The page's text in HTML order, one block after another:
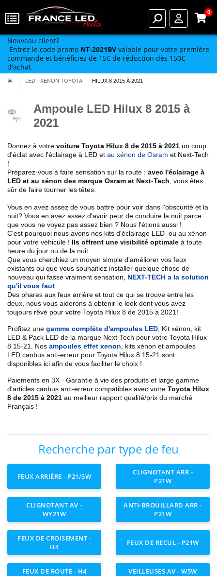
0
Nouveau client?
Entrez le code promo NT-2021BV valable pour votre première
commande et bénéficiez de 15€ de réduction dès 150€
d'achat.
LED - XENON TOYOTA HILUX 8 2015 À 2021
Ampoule LED Hilux 8 2015 à
2021
Donnez à votre voiture Toyota Hilux 8 de 2015 à 2021 un coup
d'éclat avec l'éclairage à LED et au xénon de Osram et Next-Tech
!
Préparez-vous à faire sensation sur la route : avec l'éclairage à
LED et au xénon des marque Osram et Next-Tech , vous êtes
sûr de faire tourner les têtes.
Vous en avez assez de vous battre pour voir dans l'obscurité et la
nuit? Vous en avez assez d'avoir peur de conduire la nuit parce
que vous ne voyez pas assez bien ? Nous l'étions aussi !
C'est pourquoi nous avons nos kits d'éclairage LED ou au xénon
pour votre véhicule ! Ils offrent une visibilité optimale à toute
heure du jour ou de la nuit.
Que vous cherchiez un moyen simple d'améliorer vos feux
existants ou que vous souhaitiez installer quelque chose de
nouveau qui fasse vraiment sensation,
NEXT-TECH a la solution
qu'il vous faut
Des phares aux feux arrière et tout ce qui se trouve entre les
deux, nous vous aiderons à obtenir le look dont vous avez
toujours rêvé pour votre Toyota Hilux 8 de 2015 à 2021 !
Profitez une gamme complète d'ampoules LED Kit xénon, kit
LED & Pack LED de la marque Next-Tech pour votre Toyota Hilux
8 15-21 . Nos ampoules effet xenon , kits xénon et ampoules
LED canbus anti-erreur pour Toyota Hilux 8 15-21 sont
disponibles ici afin de vous faciliter le choix !
Paiements en 3X - Garantie à vie des produits et large gamme
d'articles canbus anti-erreur compatibles avec votre Toyota Hilux
8 de 2015 à 2021 au meilleur rapport qualité/prix du marché
Français !
Recherche par type de feu
FEUX ARRIÈRE - P21/5W
CLIGNOTANT ARR -
P21W
CLIGNOTANT AV -
WY21W
ANTI-BROUILLARD ARR -
P21W
FEUX DE CROISEMENT -
H4
FEUX DE RECUL - P21W
FEUX DE ROUTE - H4 VEILLEUSES AV - W5W